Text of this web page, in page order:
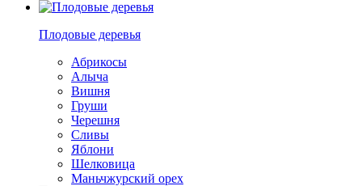
Плодовые деревья
Абрикосы
Алыча
Вишня
Груши
Черешня
Сливы
Яблони
Шелковица
Маньчжурский орех